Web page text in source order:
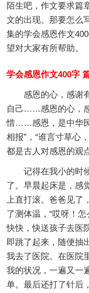
陌生吧，作文要求篇
文的出现。那要怎么
集的学会感恩作文
望对大家有所帮助。
学会感恩作文400字
感恩的心，感谢
自己……感恩的心，
惜……感恩，是中华
相报”，“谁言寸草心
都是古人对感恩的观
记得在我小的时
了。早晨起床是，感
上直打滚。爸爸见了
了测体温，“哎呀！
快快，快送孩子去医
即跳了起来，随便抽
我去了医院。在医院
我的状况，一遍又一
单。最后还打了针后